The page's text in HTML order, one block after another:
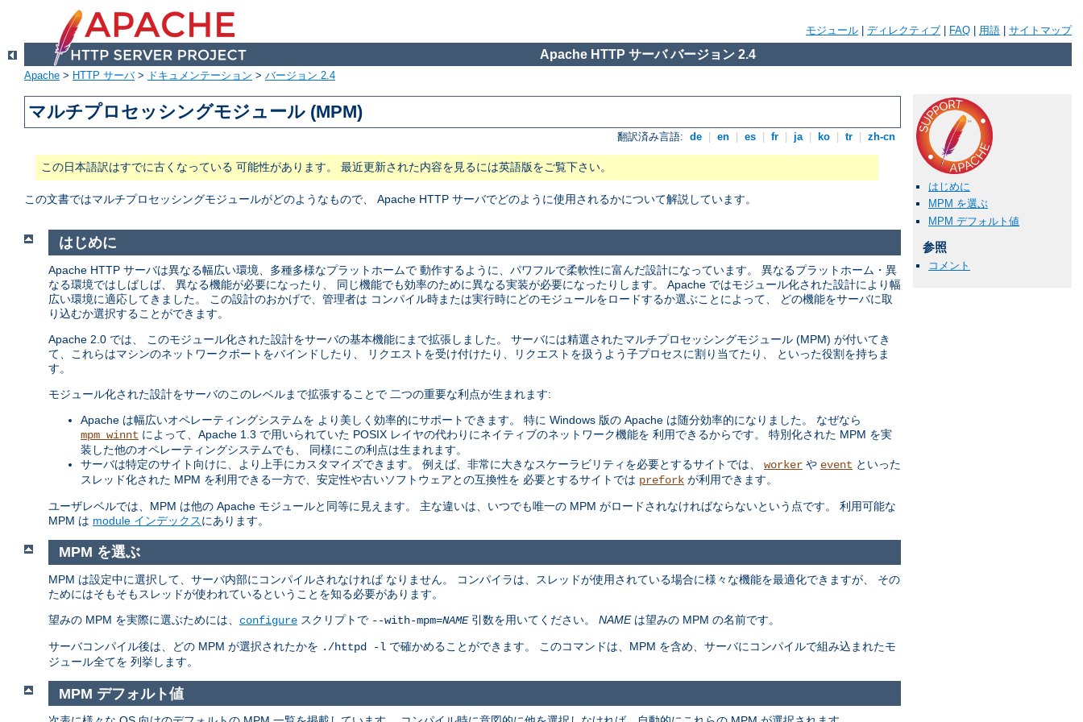
モジュール ディレクティブ FAQ 用語 サイトマップ
Apache HTTP サーバ バージョン 2.4
Apache > HTTP サーバ> ドキュメンテーション > バージョン 2.4
マルチプロセッシングモジュール (MPM)
翻訳済み言語: de en es fr ja ko tr zh-cn
この日本語訳はすでに古くなっている 可能性があります。 最近更新された内容を見るには英語版をご覧下さい。
この文書ではマルチプロセッシングモジュールがどのようなもので、 Apache HTTP サーバでどのように使用されるかについて解説しています。
はじめに
MPM を選ぶ
MPM デフォルト値
参照
コメント
はじめに
Apache HTTP サーバは異なる幅広い環境、多種多様なプラットホームで 動作するように、パワフルで柔軟性に富んだ設計になっています。 異なるプラットホーム・異
なる環境ではしばしば、 異なる機能が必要になったり、 同じ機能でも効率のために異なる実装が必要になったりします。 Apache ではモジュール化された設計により幅
広い環境に適応してきました。 この設計のおかげで、管理者は コンパイル時または実行時にどのモジュールをロードするか選ぶことによって、 どの機能をサーバに取
り込むか選択することができます。
Apache 2.0 では、 このモジュール化された設計をサーバの基本機能にまで拡張しました。 サーバには精選されたマルチプロセッシングモジュール (MPM) が付いてき
て、これらはマシンのネットワークポートをバインドしたり、 リクエストを受け付けたり、リクエストを扱うよう子プロセスに割り当てたり、 といった役割を持ちま
す。
モジュール化された設計をサーバのこのレベルまで拡張することで 二つの重要な利点が生まれます:
Apache は幅広いオペレーティングシステムを より美しく効率的にサポートできます。 特に Windows 版の Apache は随分効率的になりました。 なぜなら
mpm_winnt によって、Apache 1.3 で用いられていた POSIX レイヤの代わりにネイティブのネットワーク機能を 利用できるからです。 特別化された MPM を実
装した他のオペレーティングシステムでも、 同様にこの利点は生まれます。
サーバは特定のサイト向けに、より上手にカスタマイズできます。 例えば、非常に大きなスケーラビリティを必要とするサイトでは、 worker や event といった
スレッド化された MPM を利用できる一方で、安定性や古いソフトウェアとの互換性を 必要とするサイトでは prefork が利用できます。
ユーザレベルでは、MPM は他の Apache モジュールと同等に見えます。 主な違いは、いつでも唯一の MPM がロードされなければならないという点です。 利用可能な
MPM は module インデックスにあります。
MPM を選ぶ
MPM は設定中に選択して、サーバ内部にコンパイルされなければ なりません。 コンパイラは、スレッドが使用されている場合に様々な機能を最適化できますが、 その
ためにはそもそもスレッドが使われているということを知る必要があります。
望みの MPM を実際に選ぶためには、 configure スクリプトで --with-mpm=NAME引数を用いてください。 NAMEは望みの MPM の名前です。
サーバコンパイル後は、どの MPM が選択されたかを ./httpd -l で確かめることができます。 このコマンドは、MPM を含め、サーバにコンパイルで組み込まれたモ
ジュール全てを 列挙します。
MPM デフォルト値